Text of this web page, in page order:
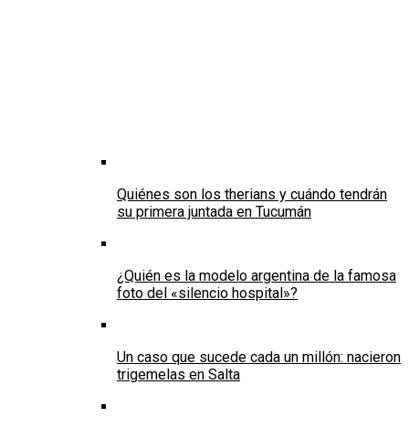
Quiénes son los therians y cuándo tendrán
su primera juntada en Tucumán
¿Quién es la modelo argentina de la famosa
foto del «silencio hospital»?
Un caso que sucede cada un millón: nacieron
trigemelas en Salta